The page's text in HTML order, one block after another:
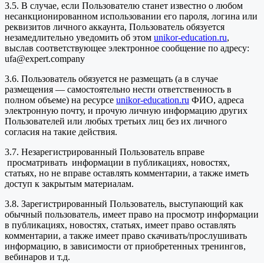
3.5. В случае, если Пользователю станет известно о любом
несанкционированном использовании его пароля, логина или
реквизитов личного аккаунта, Пользователь обязуется
незамедлительно уведомить об этом unikor-education.ru,
выслав соответствующее электронное сообщение по адресу:
ufa@expert.company
3.6. Пользователь обязуется не размещать (а в случае
размещения — самостоятельно нести ответственность в
полном объеме) на ресурсе unikor-education.ru ФИО, адреса
электронную почту, и прочую личную информацию других
Пользователей или любых третьих лиц без их личного
согласия на такие действия.
3.7. Незарегистрированный Пользователь вправе
просматривать информации в публикациях, новостях,
статьях, но не вправе оставлять комментарии, а также иметь
доступ к закрытым материалам.
3.8. Зарегистрированный Пользователь, выступающий как
обычный пользователь, имеет право на просмотр информации
в публикациях, новостях, статьях, имеет право оставлять
комментарии, а также имеет право скачивать/прослушивать
информацию, в зависимости от приобретенных тренингов,
вебинаров и т.д.